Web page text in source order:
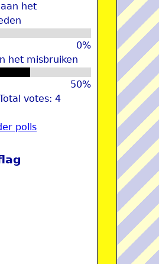
het
0%
het misbruiken
50%
votes: 4
polls